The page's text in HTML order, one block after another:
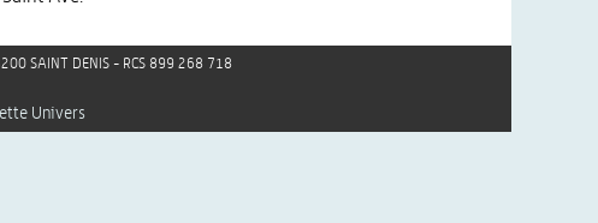
SAINT DENIS - RCS 899 268 718
Univers